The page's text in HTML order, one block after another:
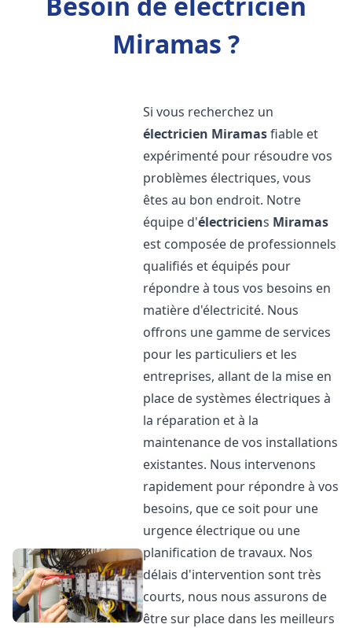
Miramas ?
Si vous recherchez un
électricien Miramasfiable et
expérimenté pour résoudre vos
problèmes électriques, vous
êtes au bon endroit. Notre
équipe d'électriciens Miramas
est composée de professionnels
qualifiés et équipés pour
répondre à tous vos besoins en
matière d'électricité. Nous
offrons une gamme de services
pour les particuliers et les
entreprises, allant de la mise en
place de systèmes électriques à
la réparation et à la
maintenance de vos installations
existantes. Nous intervenons
rapidement pour répondre à vos
besoins, que ce soit pour une
urgence électrique ou une
planification de travaux. Nos
délais d'intervention sont très
courts, nous nous assurons de
être sur place dans les meilleurs